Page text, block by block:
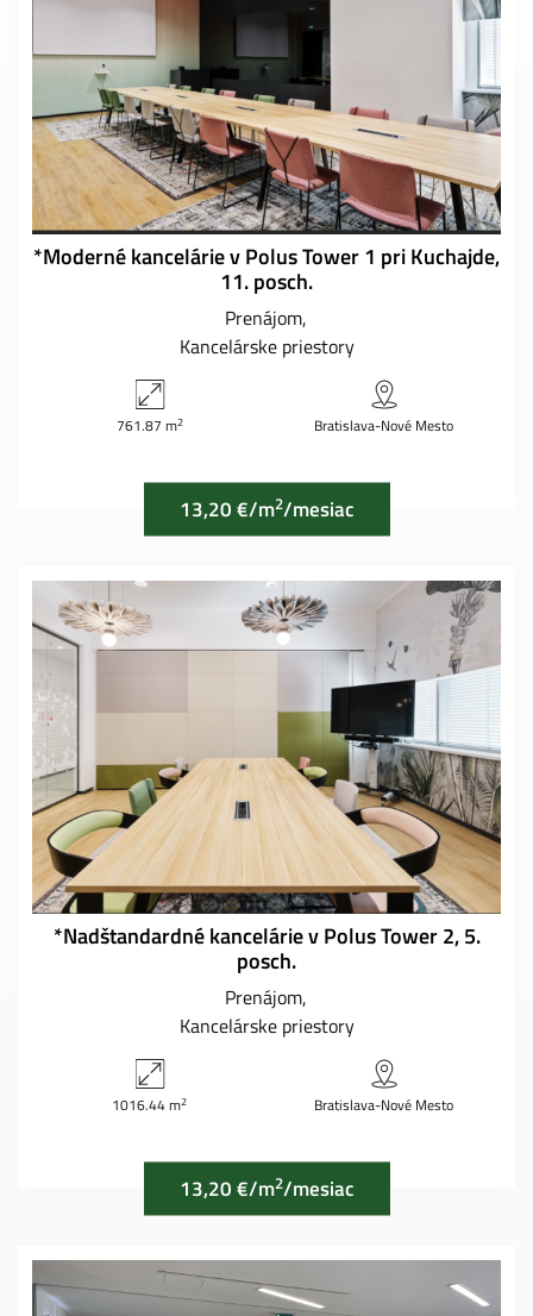
*Moderné kancelárie v Polus Tower 1 pri Kuchajde,
11. posch.
Prenájom
Kancelárske priestory
761.87 m2 Bratislava-Nové Mesto
13,20 €/m2/mesiac
*Nadštandardné kancelárie v Polus Tower 2, 5.
posch.
Prenájom
Kancelárske priestory
1016.44 m2 Bratislava-Nové Mesto
13,20 €/m2/mesiac